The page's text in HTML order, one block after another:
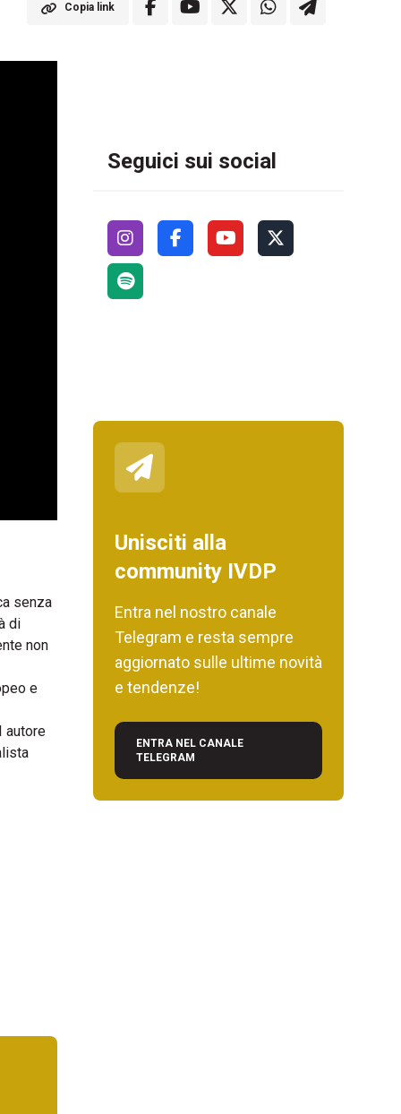
Copia link
senza
di
non
e
autore
Seguici sui social
Unisciti alla
community IVDP
Entra nel nostro canale
Telegram e resta sempre
aggiornato sulle ultime novità
e tendenze!
ENTRA NEL CANALE
TELEGRAM